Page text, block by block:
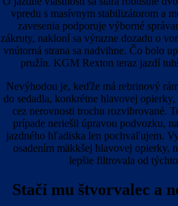
vpredu s masívnym stabilizátorom a
zavesenia podporuje výborné
zákruty, nakloní sa výrazne dozadu o
vnútorná strana sa nadvihne. Čo bolo
pružín. KGM Rexton teraz jazdí
Nevýhodou je, keďže má rebrinový
do sedadla, konkrétne hlavovej
cez nerovnosti trochu rozvibrované.
prípade neriešil úpravou podvozku,
jazdného hľadiska len pochvaľujem.
osadením mäkkšej hlavovej opierky,
lepšie filtrovala od
Stačí mu štvorvalec a